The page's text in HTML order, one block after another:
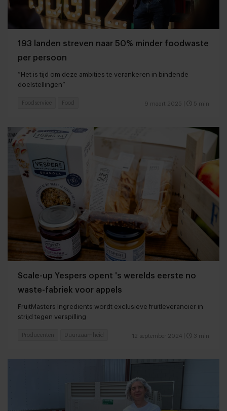
193 landen streven naar 50% minder foodwaste
per persoon
“Het is tijd om deze ambities te verankeren in bindende
doelstellingen”
9 maart 2025 5 min
Foodservice Food
Scale-up Yespers opent 's werelds eerste no
waste-fabriek voor appels
FruitMasters Ingredients wordt exclusieve fruitleverancier in
strijd tegen verspilling
12 september 2024 3 min
Producenten Duurzaamheid